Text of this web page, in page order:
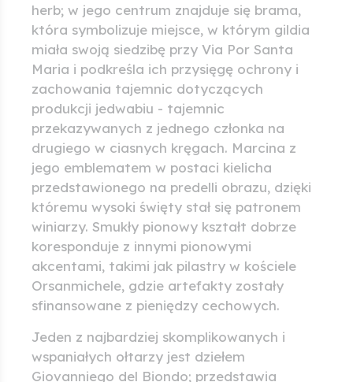
herb; w jego centrum znajduje się brama,
która symbolizuje miejsce, w którym gildia
miała swoją siedzibę przy Via Por Santa
Maria i podkreśla ich przysięgę ochrony i
zachowania tajemnic dotyczących
produkcji jedwabiu - tajemnic
przekazywanych z jednego członka na
drugiego w ciasnych kręgach. Marcina z
jego emblematem w postaci kielicha
przedstawionego na predelli obrazu, dzięki
któremu wysoki święty stał się patronem
winiarzy. Smukły pionowy kształt dobrze
koresponduje z innymi pionowymi
akcentami, takimi jak pilastry w kościele
Orsanmichele, gdzie artefakty zostały
sfinansowane z pieniędzy cechowych.
Jeden z najbardziej skomplikowanych i
wspaniałych ołtarzy jest dziełem
Giovanniego del Biondo; przedstawia